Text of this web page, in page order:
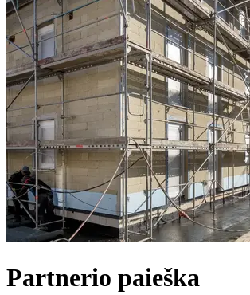
Partnerio paieška